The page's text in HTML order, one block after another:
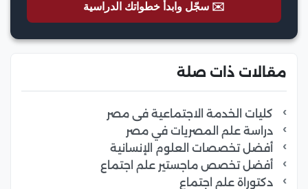
✉️ سجّل وابدأ خطواتك الدراسية
مقالات ذات صلة
كليات الخدمة الاجتماعية فى مصر
دراسة علم المصريات في مصر
أفضل تخصصات العلوم الإنسانية
أفضل تخصص ماجستير علم اجتماع
دكتوراة علم اجتماع